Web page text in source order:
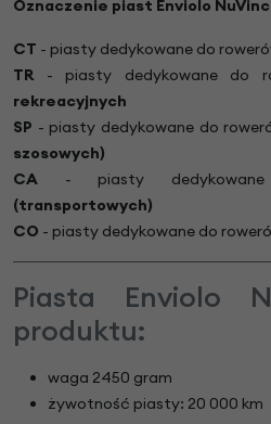
Oznaczenie piast Enviolo
CT - piasty dedykowane do
TR - piasty dedykowane do
rekreacyjnych
SP - piasty dedykowane do
szosowych)
CA - piasty
(transportowych)
CO - piasty dedykowane do
Piasta Enviolo
produktu:
waga 2450 gram
żywotność piasty: 20 000 km